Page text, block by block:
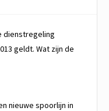
dienstregeling
geldt. Wat zijn de
nieuwe spoorlijn in